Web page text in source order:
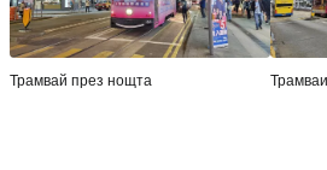
Трамвай през нощта